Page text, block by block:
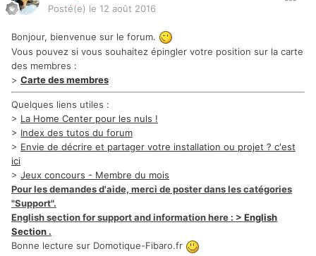
Posté(e) le 12 août 2016
Bonjour, bienvenue sur le forum.
Vous pouvez si vous souhaitez épingler votre position sur la carte
des membres :
> Carte des membres
Quelques liens utiles :
> La Home Center pour les nuls !
> Index des tutos du forum
> Envie de décrire et partager votre installation ou projet ? c'est
ici
> Jeux concours - Membre du mois
Pour les demandes d'aide, merci de poster dans les catégories
"Support".
English section for support and information here : > English
Section .
Bonne lecture sur Domotique-Fibaro.fr